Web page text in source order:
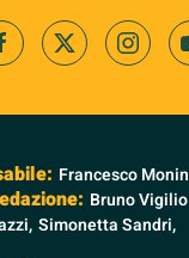
Francesco
Bruno
Simonetta Sandri,